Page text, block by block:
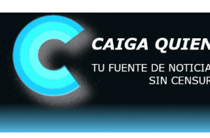
de l... AGOSTO 5, 2026